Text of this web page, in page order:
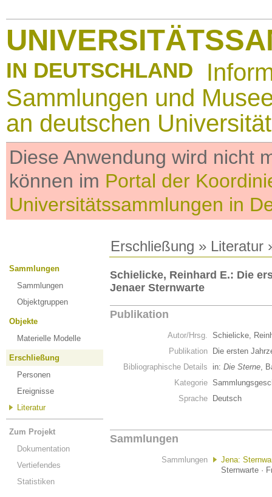
IN DEUTSCHLAND
Sammlungen und
an deutschen
Diese Anwendung wird nicht
können im Portal der
Universitätssammlungen in
Erschließung » Literatur
Sammlungen
Sammlungen
Objektgruppen
Objekte
Materielle Modelle
Erschließung
Personen
Ereignisse
Literatur
Zum Projekt
Dokumentation
Vertiefendes
Statistiken
Schielicke, Reinhard E.: Die
Jenaer Sternwarte
Publikation
Autor/Hrsg. Schielicke,
Publikation
Die ersten
Bibliographische Details
in: Die Sterne,
Kategorie
Sprache
Deutsch
Sammlungen
Sammlungen
Jena:
Sternwarte ·